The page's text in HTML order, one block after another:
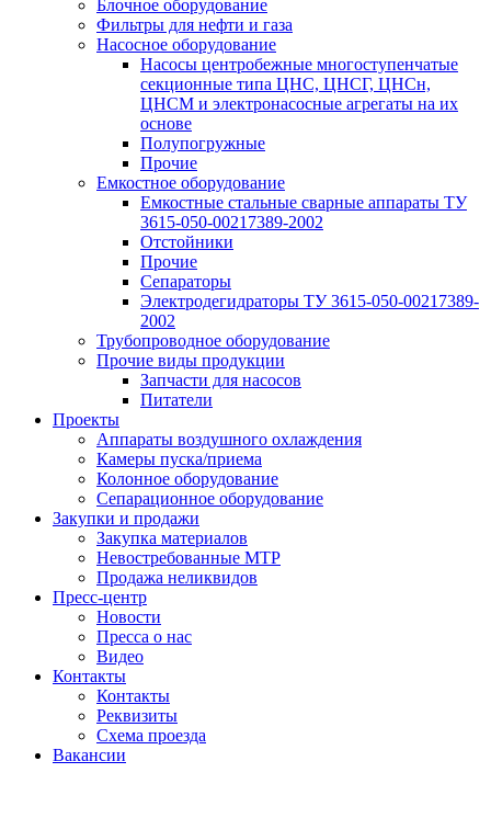
Блочное оборудование
Фильтры для нефти и газа
Насосное оборудование
Насосы центробежные многоступенчатые
секционные типа ЦНС, ЦНСГ, ЦНСн,
ЦНСМ и электронасосные агрегаты на их
основе
Полупогружные
Прочие
Емкостное оборудование
Емкостные стальные сварные аппараты ТУ
3615-050-00217389-2002
Отстойники
Прочие
Сепараторы
Электродегидраторы ТУ 3615-050-00217389-
2002
Трубопроводное оборудование
Прочие виды продукции
Запчасти для насосов
Питатели
Проекты
Аппараты воздушного охлаждения
Камеры пуска/приема
Колонное оборудование
Сепарационное оборудование
Закупки и продажи
Закупка материалов
Невостребованные МТР
Продажа неликвидов
Пресс-центр
Новости
Пресса о нас
Видео
Контакты
Контакты
Реквизиты
Схема проезда
Вакансии